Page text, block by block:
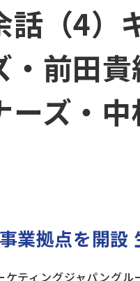
話（4）
・前田
ーズ・
業拠点を開設
ティングジャパング